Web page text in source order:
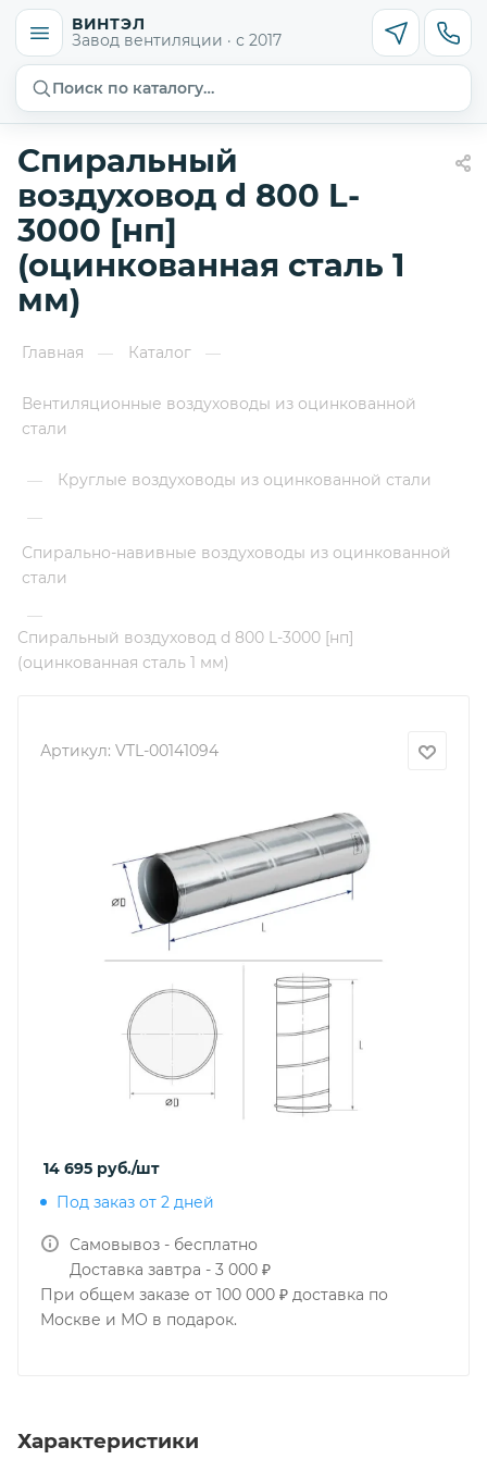
ВИНТЭЛ
Завод вентиляции · с 2017
Поиск по каталогу…
Спиральный
воздуховод d 800 L-
3000 [нп]
(оцинкованная сталь 1
мм)
Главная — Каталог —
Вентиляционные воздуховоды из оцинкованной
стали
—
Круглые воздуховоды из оцинкованной стали
—
Спирально-навивные воздуховоды из оцинкованной
стали
—
Спиральный воздуховод d 800 L-3000 [нп]
(оцинкованная сталь 1 мм)
Артикул: VTL-00141094
14 695 руб./шт
Под заказ от 2 дней
Самовывоз - бесплатно
Доставка завтра - 3 000 ₽
При общем заказе от 100 000 ₽ доставка по
Москве и МО в подарок.
Характеристики